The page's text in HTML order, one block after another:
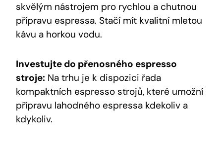
skvělým nástrojem pro rychlou a chutnou
přípravu espressa. Stačí mít kvalitní mletou
kávu a horkou vodu.
Investujte do přenosného espresso
stroje: Na trhu je k dispozici řada
kompaktních espresso strojů, které umožní
přípravu lahodného espressa kdekoliv a
kdykoliv.